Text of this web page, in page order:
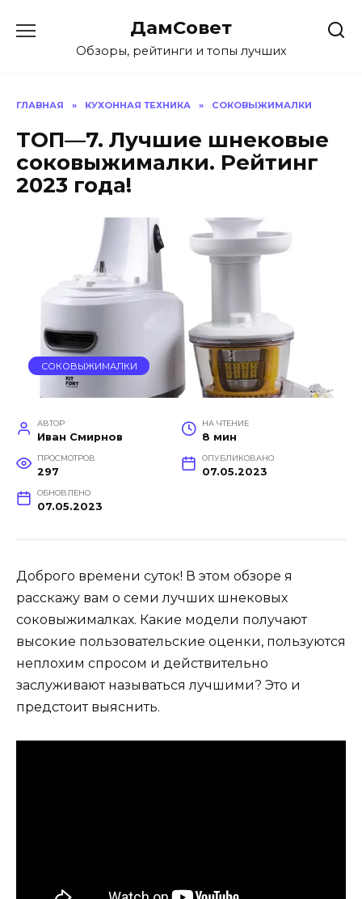
содержанию
ДамСовет
Обзоры, рейтинги и топы лучших
ГЛАВНАЯ » КУХОННАЯ ТЕХНИКА » СОКОВЫЖИМАЛКИ
ТОП—7. Лучшие шнековые
соковыжималки. Рейтинг
2023 года!
СОКОВЫЖИМАЛКИ
АВТОР
Иван Смирнов
НА ЧТЕНИЕ
8 мин
ПРОСМОТРОВ
297
ОПУБЛИКОВАНО
07.05.2023
ОБНОВЛЕНО
07.05.2023
Доброго времени суток! В этом обзоре я
расскажу вам о семи лучших шнековых
соковыжималках. Какие модели получают
высокие пользовательские оценки, пользуются
неплохим спросом и действительно
заслуживают называться лучшими? Это и
предстоит выяснить.